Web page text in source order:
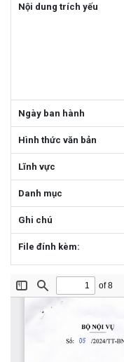
Nội dung trích yếu
Ngày ban hành
Hình thức văn bản
Lĩnh vực
Danh mục
Ghi chú
File đính kèm: